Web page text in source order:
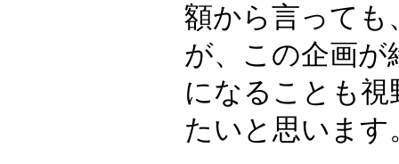
額から言っても
が、この企画が
になることも
たいと思います